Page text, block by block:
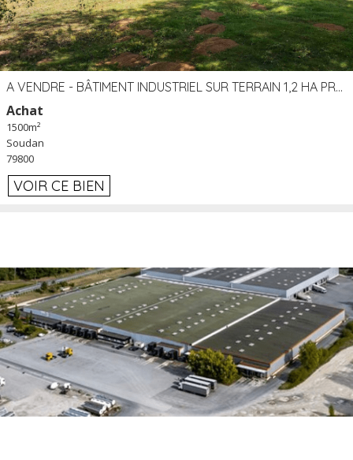
A VENDRE - BÂTIMENT INDUSTRIEL SUR TERRAIN 1,2 HA PROCHE ÉCHANGEUR A10 - SOUDAN (79)
Achat
1500m²
Soudan
79800
VOIR CE BIEN